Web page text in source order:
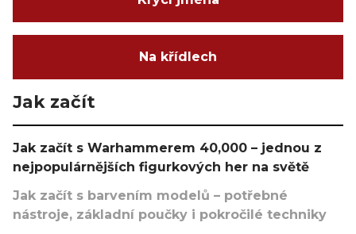
Na křídlech
Jak začít
Jak začít s Warhammerem 40,000 – jednou z
nejpopulárnějších figurkových her na světě
Jak začít s barvením modelů – potřebné
nástroje, základní poučky i pokročilé techniky